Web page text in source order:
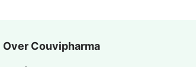
Over Couvipharma